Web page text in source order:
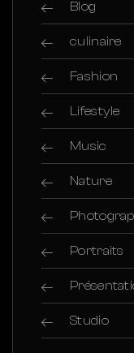
Blog
culinaire
Fashion
Lifestyle
Music
Nature
Portraits
Studio